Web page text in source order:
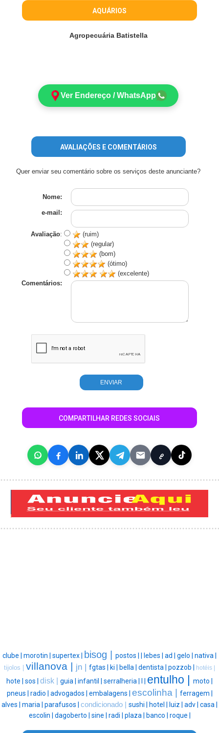
AQUÁRIOS
Agropecuária Batistella
Ver Endereço / WhatsApp
AVALIAÇÕES E COMENTÁRIOS
Quer enviar seu comentário sobre os serviços deste anunciante?
Nome:
e-mail:
Avaliação:
(ruim)
(regular)
(bom)
(ótimo)
(excelente)
Comentários:
COMPARTILHAR REDES SOCIAIS
clube | morotin | supertex | bisog | postos | lebes | ad | gelo | nativa |
tijolos | villanova | jn | fgtas | ki | bella | dentista | pozzob | hotéis |
hote | sos | disk | guia | infantil | serralheria | entulho |
moto |
pneus | radio | advogados | embalagens | escolinha |
ferragem |
alves | maria | parafusos | condicionado | sushi | hotel | luiz | adv | casa |
escolin | dagoberto | sine | radi | plaza | banco | roque |